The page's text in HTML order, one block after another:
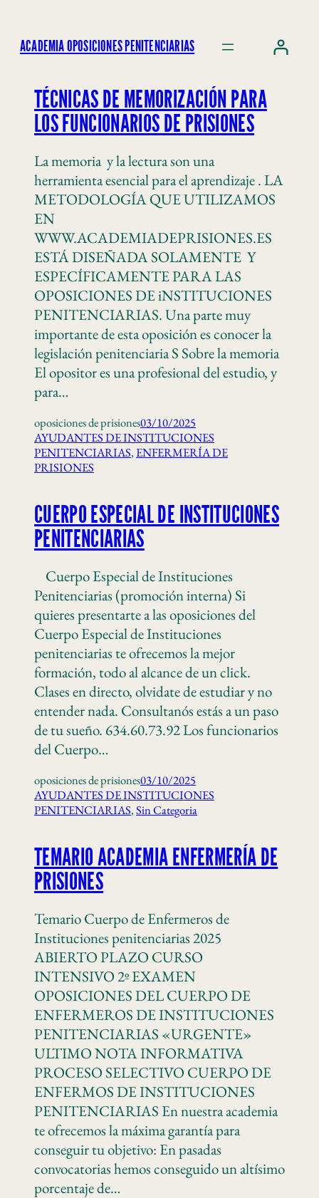
ACADEMIA OPOSICIONES PENITENCIARIAS
TÉCNICAS DE MEMORIZACIÓN PARA
LOS FUNCIONARIOS DE PRISIONES
La memoria y la lectura son una
herramienta esencial para el aprendizaje . LA
METODOLOGÍA QUE UTILIZAMOS
EN
WWW.ACADEMIADEPRISIONES.ES
ESTÁ DISEÑADA SOLAMENTE Y
ESPECÍFICAMENTE PARA LAS
OPOSICIONES DE iNSTITUCIONES
PENITENCIARIAS. Una parte muy
importante de esta oposición es conocer la
legislación penitenciaria S Sobre la memoria
El opositor es una profesional del estudio, y
para…
oposiciones de prisiones03/10/2025
AYUDANTES DE INSTITUCIONES
PENITENCIARIAS, ENFERMERÍA DE
PRISIONES
CUERPO ESPECIAL DE INSTITUCIONES
PENITENCIARIAS
Cuerpo Especial de Instituciones
Penitenciarias (promoción interna) Si
quieres presentarte a las oposiciones del
Cuerpo Especial de Instituciones
penitenciarias te ofrecemos la mejor
formación, todo al alcance de un click.
Clases en directo, olvidate de estudiar y no
entender nada. Consultanós estás a un paso
de tu sueño. 634.60.73.92 Los funcionarios
del Cuerpo…
oposiciones de prisiones03/10/2025
AYUDANTES DE INSTITUCIONES
PENITENCIARIAS, Sin Categoria
TEMARIO ACADEMIA ENFERMERÍA DE
PRISIONES
Temario Cuerpo de Enfermeros de
Instituciones penitenciarias 2025
ABIERTO PLAZO CURSO
INTENSIVO 2º EXAMEN
OPOSICIONES DEL CUERPO DE
ENFERMEROS DE INSTITUCIONES
PENITENCIARIAS «URGENTE»
ULTIMO NOTA INFORMATIVA
PROCESO SELECTIVO CUERPO DE
ENFERMOS DE INSTITUCIONES
PENITENCIARIAS En nuestra academia
te ofrecemos la máxima garantía para
conseguir tu objetivo: En pasadas
convocatorias hemos conseguido un altísimo
porcentaje de…